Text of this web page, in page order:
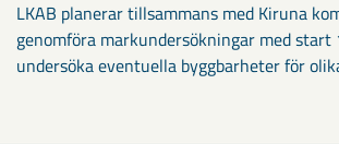
LKAB planerar tillsammans med Kiruna
genomföra markundersökningar med
undersöka eventuella byggbarheter för